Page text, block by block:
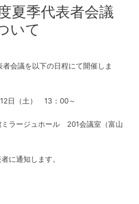
夏季代表者会議
いて
会議を以下の日程にて開催しま
日（土） 13：00～
ミラージュホール 201会議室（富山
に通知します。